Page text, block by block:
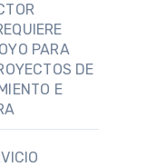
PARA
DE
E